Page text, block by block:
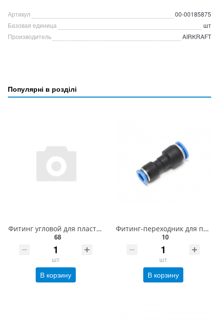
Артикул
00-00185875
Базовая единица
шт
Производитель
AIRKRAFT
Популярні в розділі
Фитинг угловой для пластиковых трубок 12мм с внутренней резьбой 1/2" Partner SPLF12-04
68
шт
В корзину
Фитинг-переходник для пластиковых трубок 8 x 6мм Partner SPG08-06
10
шт
В корзину